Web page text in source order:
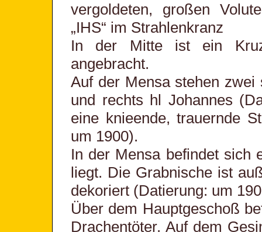
vergoldeten, großen
„IHS“ im Strahlenkranz
In der Mitte ist ein
angebracht.
Auf der Mensa stehen
und rechts hl Johannes
eine knieende, trauernde
um 1900).
In der Mensa befindet sich
liegt. Die Grabnische ist
dekoriert (Datierung: um
Über dem Hauptgeschoß
Drachentöter. Auf dem